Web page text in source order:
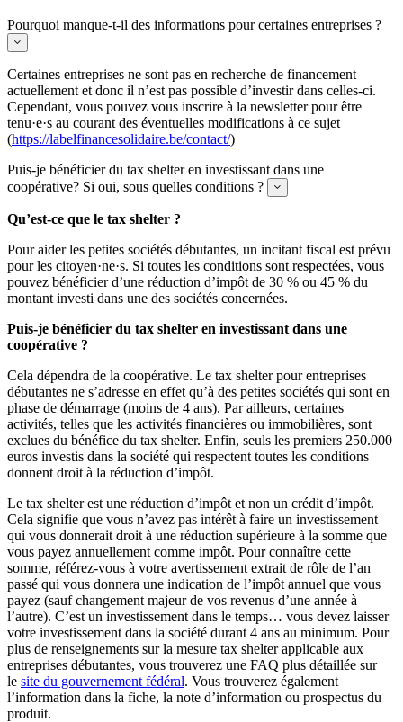
Pourquoi manque-t-il des informations pour certaines entreprises ?
Expand
Certaines entreprises ne sont pas en recherche de financement
actuellement et donc il n’est pas possible d’investir dans celles-ci.
Cependant, vous pouvez vous inscrire à la newsletter pour être
tenu·e·s au courant des éventuelles modifications à ce sujet
(https://labelfinancesolidaire.be/contact/)
Puis-je bénéficier du tax shelter en investissant dans une
coopérative? Si oui, sous quelles conditions ?
Expand
Qu’est-ce que le tax shelter ?
Pour aider les petites sociétés débutantes, un incitant fiscal est prévu
pour les citoyen·ne·s. Si toutes les conditions sont respectées, vous
pouvez bénéficier d’une réduction d’impôt de 30 % ou 45 % du
montant investi dans une des sociétés concernées.
Puis-je bénéficier du tax shelter en investissant dans une
coopérative ?
Cela dépendra de la coopérative. Le tax shelter pour entreprises
débutantes ne s’adresse en effet qu’à des petites sociétés qui sont en
phase de démarrage (moins de 4 ans). Par ailleurs, certaines
activités, telles que les activités financières ou immobilières, sont
exclues du bénéfice du tax shelter. Enfin, seuls les premiers 250.000
euros investis dans la société qui respectent toutes les conditions
donnent droit à la réduction d’impôt.
Le tax shelter est une réduction d’impôt et non un crédit d’impôt.
Cela signifie que vous n’avez pas intérêt à faire un investissement
qui vous donnerait droit à une réduction supérieure à la somme que
vous payez annuellement comme impôt. Pour connaître cette
somme, référez-vous à votre avertissement extrait de rôle de l’an
passé qui vous donnera une indication de l’impôt annuel que vous
payez (sauf changement majeur de vos revenus d’une année à
l’autre). C’est un investissement dans le temps… vous devez laisser
votre investissement dans la société durant 4 ans au minimum. Pour
plus de renseignements sur la mesure tax shelter applicable aux
entreprises débutantes, vous trouverez une FAQ plus détaillée sur
le site du gouvernement fédéral. Vous trouverez également
l’information dans la fiche, la note d’information ou prospectus du
produit.